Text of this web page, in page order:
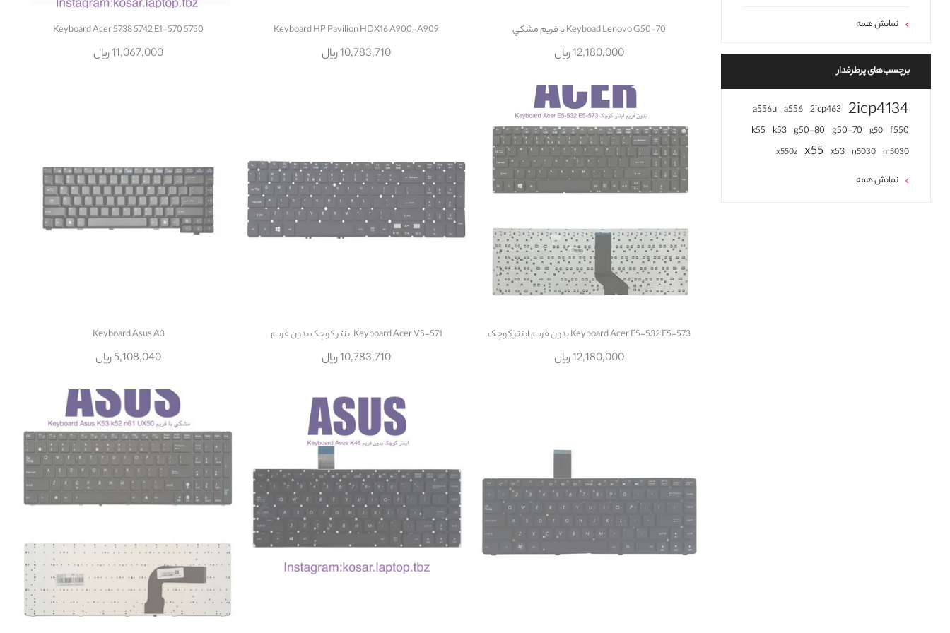
Keyboad Lenovo G50-70 با فريم مشکي
12,180,000 ریال
Keyboard HP Pavilion HDX16 A900-A909
10,783,710 ریال
Keyboard Acer 5738 5742 E1-570 5750
11,067,000 ریال
Keyboard Acer E5-532 E5-573 بدون فريم اينتر کوچک
12,180,000 ریال
Keyboard Acer V5-571 اينتر کوچک بدون فريم
10,783,710 ریال
Keyboard Asus A3
5,108,040 ریال
نمایش همه
برچسب‌های پرطرفدار
2icp4134
2icp463
a556
a556u
f550
g50
g50-70
g50-80
k53
k55
m5030
n5030
x53
x55
x550z
نمایش همه